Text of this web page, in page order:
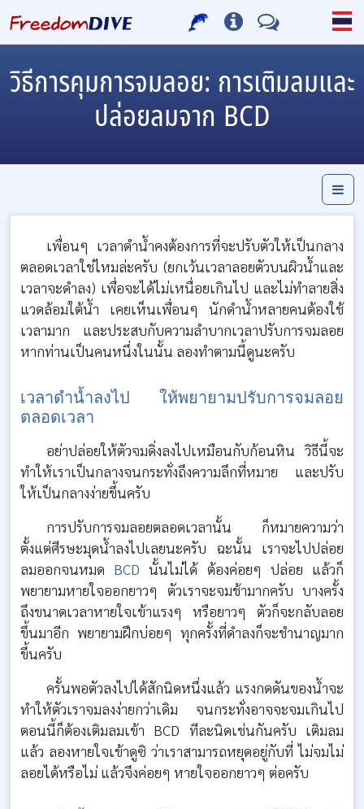
วิธีการคุมการจมลอย: การเติมลมและ
ปล่อยลมจาก BCD
เพื่อนๆ เวลาดำน้ำคงต้องการที่จะปรับตัวให้เป็นกลาง
ตลอดเวลาใช่ไหมล่ะครับ (ยกเว้นเวลาลอยตัวบนผิวน้ำและ
เวลาจะดำลง) เพื่อจะได้ไม่เหนื่อยเกินไป และไม่ทำลายสิ่ง
แวดล้อมใต้น้ำ เคยเห็นเพื่อนๆ นักดำน้ำหลายคนต้องใช้
เวลามาก และประสบกับความลำบากเวลาปรับการจมลอย
หากท่านเป็นคนหนึ่งในนั้น ลองทำตามนี้ดูนะครับ
เวลาดำน้ำลงไป ให้พยายามปรับการจมลอย
ตลอดเวลา
อย่าปล่อยให้ตัวจมดิ่งลงไปเหมือนกับก้อนหิน วิธีนี้จะ
ทำให้เราเป็นกลางจนกระทั่งถึงความลึกที่หมาย และปรับ
ให้เป็นกลางง่ายขึ้นครับ
การปรับการจมลอยตลอดเวลานั้น ก็หมายความว่า
ตั้งแต่ศีรษะมุดน้ำลงไปเลยนะครับ ฉะนั้น เราจะไปปล่อย
ลมออกจนหมด BCD นั้นไม่ได้ ต้องค่อยๆ ปล่อย แล้วก็
พยายามหายใจออกยาวๆ ตัวเราจะจมช้ามากครับ บางครั้ง
ถึงขนาดเวลาหายใจเข้าแรงๆ หรือยาวๆ ตัวก็จะกลับลอย
ขึ้นมาอีก พยายามฝึกบ่อยๆ ทุกครั้งที่ดำลงก็จะชำนาญมาก
ขึ้นครับ
ครั้นพอตัวลงไปได้สักนิดหนึ่งแล้ว แรงกดดันของน้ำจะ
ทำให้ตัวเราจมลงง่ายกว่าเดิม จนกระทั่งอาจจะจมเกินไป
ตอนนี้ก็ต้องเติมลมเข้า BCD ทีละนิดเช่นกันครับ เติมลม
แล้ว ลองหายใจเข้าดูซิ ว่าเราสามารถหยุดอยู่กับที่ ไม่จมไม่
ลอยได้หรือไม่ แล้วจึงค่อยๆ หายใจออกยาวๆ ต่อครับ